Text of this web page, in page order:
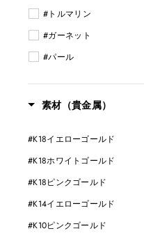
#トルマリン
#ガーネット
#パール
素材（貴金属）
#K18イエローゴールド
#K18ホワイトゴールド
#K18ピンクゴールド
#K14イエローゴールド
#K10ピンクゴールド